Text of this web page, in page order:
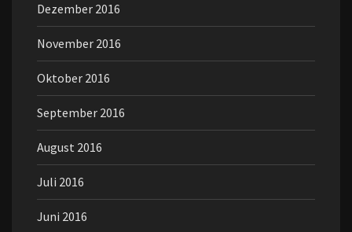
Dezember 2016
November 2016
Oktober 2016
September 2016
August 2016
Juli 2016
Juni 2016